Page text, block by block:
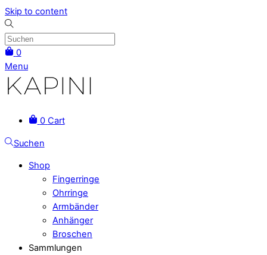
Skip to content
0
Menu
0 Cart
Suchen
Shop
Fingerringe
Ohrringe
Armbänder
Anhänger
Broschen
Sammlungen